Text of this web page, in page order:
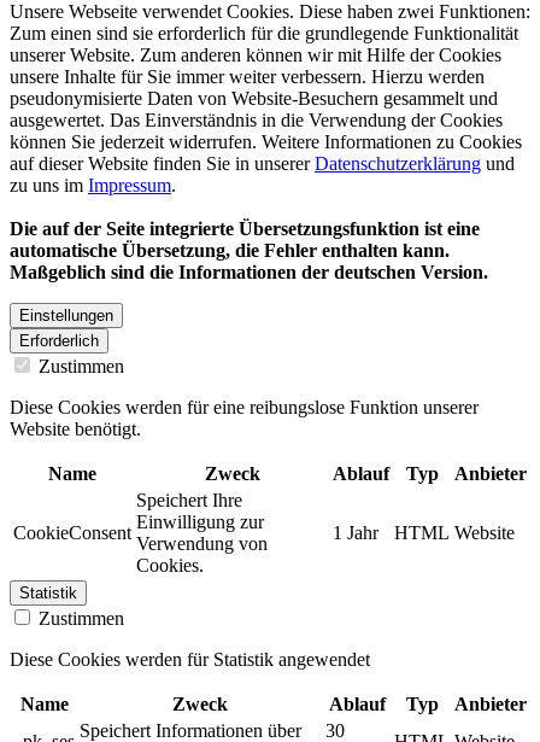
Unsere Webseite verwendet Cookies. Diese haben zwei Funktionen:
Zum einen sind sie erforderlich für die grundlegende Funktionalität
unserer Website. Zum anderen können wir mit Hilfe der Cookies
unsere Inhalte für Sie immer weiter verbessern. Hierzu werden
pseudonymisierte Daten von Website-Besuchern gesammelt und
ausgewertet. Das Einverständnis in die Verwendung der Cookies
können Sie jederzeit widerrufen. Weitere Informationen zu Cookies
auf dieser Website finden Sie in unsererDatenschutzerklärung und
zu uns im Impressum.
Die auf der Seite integrierte Übersetzungsfunktion ist eine
automatische Übersetzung, die Fehler enthalten kann.
Maßgeblich sind die Informationen der deutschen Version.
Einstellungen
Erforderlich
Zustimmen
Diese Cookies werden für eine reibungslose Funktion unserer
Website benötigt.
Name Zweck Ablauf Typ Anbieter
CookieConsent
Speichert Ihre
Einwilligung zur
Verwendung von
Cookies.
1 Jahr HTML Website
Statistik
Zustimmen
Diese Cookies werden für Statistik angewendet
Name Zweck Ablauf Typ
Anbieter
Speichert Informationen über 30